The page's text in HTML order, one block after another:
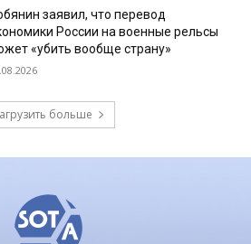
заявил, что перевод
России на военные рельсы
«убить вообще страну»
больше